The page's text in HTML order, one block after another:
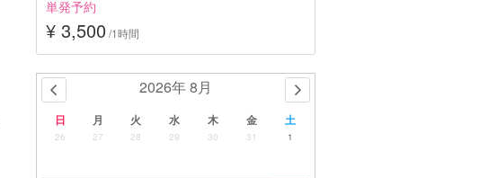
単発予約
¥ 3,500 /1時間
2026年 8月
日 月 火 水 木 金 土
26 27 28 29 30 31 1